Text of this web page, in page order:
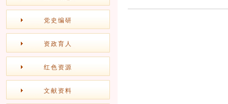
党史编研
资政育人
红色资源
文献资料